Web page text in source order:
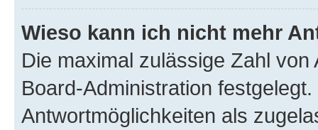
Wieso kann ich nicht mehr
Die maximal zulässige Zahl
Board-Administration
Antwortmöglichkeiten als